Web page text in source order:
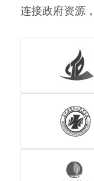
连接政府资源